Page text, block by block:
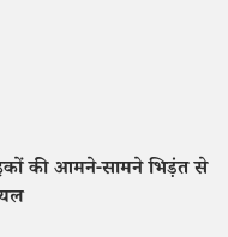
की आमने-सामने भिड़ंत से